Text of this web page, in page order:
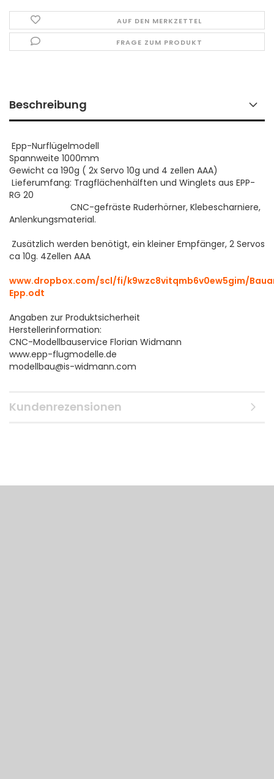
AUF DEN MERKZETTEL
FRAGE ZUM PRODUKT
Beschreibung
Epp-Nurflügelmodell
Spannweite 1000mm
Gewicht ca 190g ( 2x Servo 10g und 4 zellen AAA)
Lieferumfang: Tragflächenhälften und Winglets aus EPP-
RG 20
CNC-gefräste Ruderhörner, Klebescharniere,
Anlenkungsmaterial.
Zusätzlich werden benötigt, ein kleiner Empfänger, 2 Servos
ca 10g. 4Zellen AAA
www.dropbox.com/scl/fi/k9wzc8vitqmb6v0ew5gim/
Epp.odt
Angaben zur Produktsicherheit
Herstellerinformation:
CNC-Modellbauservice Florian Widmann
www.epp-flugmodelle.de
modellbau@is-widmann.com
Kundenrezensionen